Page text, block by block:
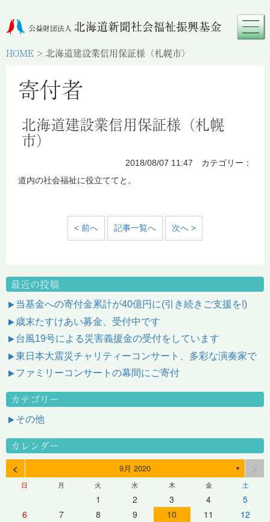
HOME > 北海道建設業信用保証様（札幌市）
寄付者
北海道建設業信用保証様（札幌
市）
2018/08/07 11:47 カテゴリー：
道内の社会福祉に役立ててと。
< 前へ 記事一覧へ 次へ >
最近の投稿
当基金への寄付金累計が40億円に(引き続きご支援を!)
歳末たすけあい募金、受付中です
台風19号による災害義援金の受付をしています
東日本大震災チャリティーコンサート、多彩な演奏家で
ファミリーコンサートの幕間にご寄付
カテゴリー
その他
カレンダー
< 9月 2020 ▼
日 月 火 水 木 金 土
1 2 3 4
5
6
7 8 9 10 11
12